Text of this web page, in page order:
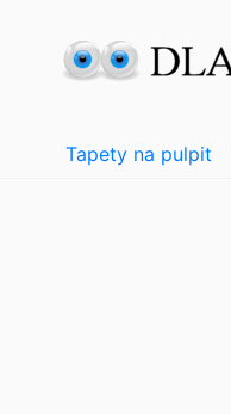
Tapety na pulpit